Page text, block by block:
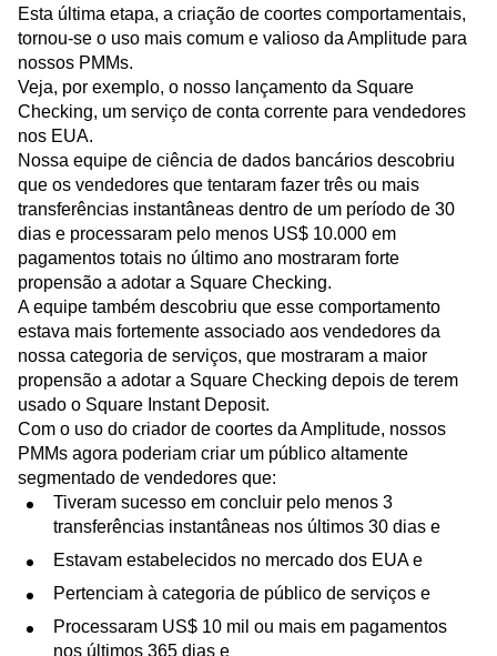
Esta última etapa, a criação de coortes comportamentais,
tornou-se o uso mais comum e valioso da Amplitude para
nossos PMMs.
Veja, por exemplo, o nosso lançamento da Square
Checking, um serviço de conta corrente para vendedores
nos EUA.
Nossa equipe de ciência de dados bancários descobriu
que os vendedores que tentaram fazer três ou mais
transferências instantâneas dentro de um período de 30
dias e processaram pelo menos US$ 10.000 em
pagamentos totais no último ano mostraram forte
propensão a adotar a Square Checking.
A equipe também descobriu que esse comportamento
estava mais fortemente associado aos vendedores da
nossa categoria de serviços, que mostraram a maior
propensão a adotar a Square Checking depois de terem
usado o Square Instant Deposit.
Com o uso do criador de coortes da Amplitude, nossos
PMMs agora poderiam criar um público altamente
segmentado de vendedores que:
Tiveram sucesso em concluir pelo menos 3
transferências instantâneas nos últimos 30 dias e
Estavam estabelecidos no mercado dos EUA e
Pertenciam à categoria de público de serviços e
Processaram US$ 10 mil ou mais em pagamentos
nos últimos 365 dias e